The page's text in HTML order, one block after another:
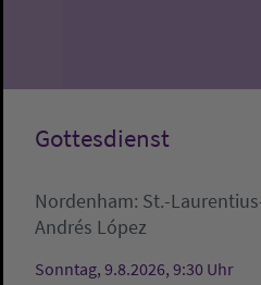
Gottesdienst
Nordenham: St.-
Andrés López
Sonntag, 9.8.2026, 9:30 Uhr